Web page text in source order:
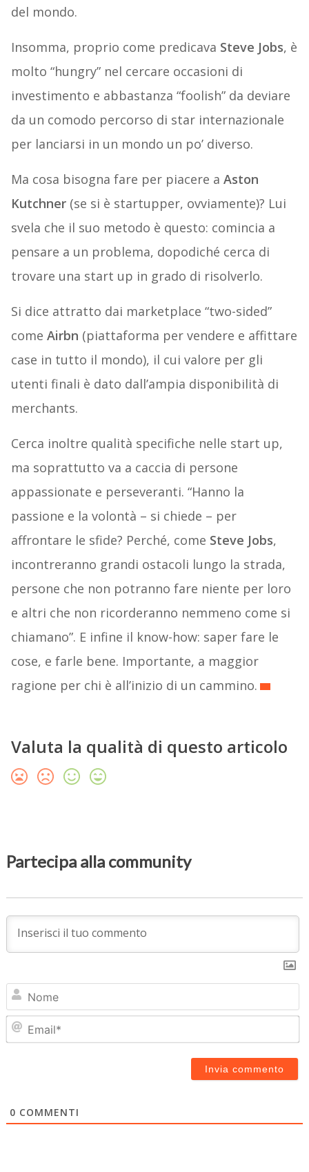
del mondo.
Insomma, proprio come predicava Steve Jobs, è
molto “hungry” nel cercare occasioni di
investimento e abbastanza “foolish” da deviare
da un comodo percorso di star internazionale
per lanciarsi in un mondo un po’ diverso.
Ma cosa bisogna fare per piacere a Aston
Kutchner(se si è startupper, ovviamente)? Lui
svela che il suo metodo è questo: comincia a
pensare a un problema, dopodiché cerca di
trovare una start up in grado di risolverlo.
Si dice attratto dai marketplace “two-sided”
come Airbn (piattaforma per vendere e affittare
case in tutto il mondo), il cui valore per gli
utenti finali è dato dall’ampia disponibilità di
merchants.
Cerca inoltre qualità specifiche nelle start up,
ma soprattutto va a caccia di persone
appassionate e perseveranti. “Hanno la
passione e la volontà – si chiede – per
affrontare le sfide? Perché, come Steve Jobs,
incontreranno grandi ostacoli lungo la strada,
persone che non potranno fare niente per loro
e altri che non ricorderanno nemmeno come si
chiamano”. E infine il know-how: saper fare le
cose, e farle bene. Importante, a maggior
ragione per chi è all’inizio di un cammino.
Valuta la qualità di questo articolo
Partecipa alla community
0 COMMENTI